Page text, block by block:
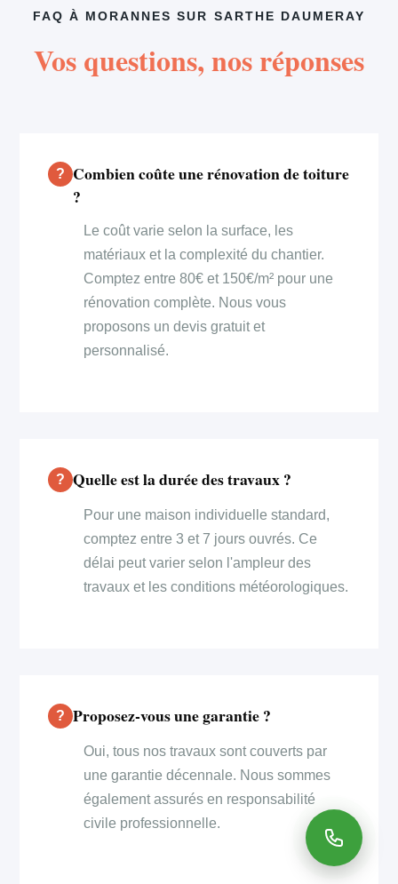
FAQ À MORANNES SUR SARTHE DAUMERAY
Vos questions, nos réponses
Combien coûte une rénovation de toiture
?
Le coût varie selon la surface, les
matériaux et la complexité du chantier.
Comptez entre 80€ et 150€/m² pour une
rénovation complète. Nous vous
proposons un devis gratuit et
personnalisé.
Quelle est la durée des travaux ?
Pour une maison individuelle standard,
comptez entre 3 et 7 jours ouvrés. Ce
délai peut varier selon l'ampleur des
travaux et les conditions météorologiques.
Proposez-vous une garantie ?
Oui, tous nos travaux sont couverts par
une garantie décennale. Nous sommes
également assurés en responsabilité
civile professionnelle.